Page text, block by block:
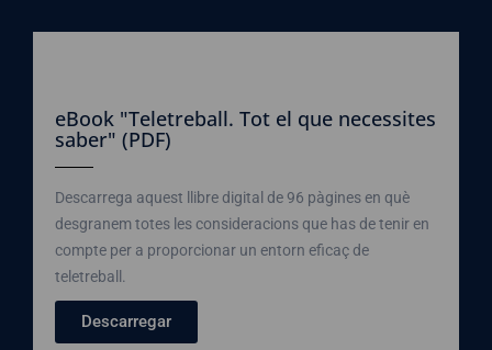
eBook "Teletreball. Tot el que necessites
saber" (PDF)
Descarrega aquest llibre digital de 96 pàgines en què
desgranem totes les consideracions que has de tenir en
compte per a proporcionar un entorn eficaç de
teletreball.
Descarregar